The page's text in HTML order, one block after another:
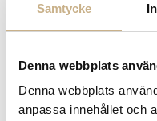
Samtycke
Denna webbplats
Denna webbplats
anpassa innehållet och
+
14 dagars returrätt på
Leverans inom 3-5
Få10% välkomstrabatt